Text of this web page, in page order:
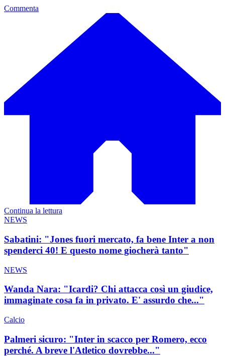
Commenta
Continua la lettura
NEWS
Sabatini: "Jones fuori mercato, fa bene Inter a non
spenderci 40! E questo nome giocherà tanto"
NEWS
Wanda Nara: "Icardi? Chi attacca così un giudice,
immaginate cosa fa in privato. E' assurdo che..."
Calcio
Palmeri sicuro: "Inter in scacco per Romero, ecco
perché. A breve l'Atletico dovrebbe..."